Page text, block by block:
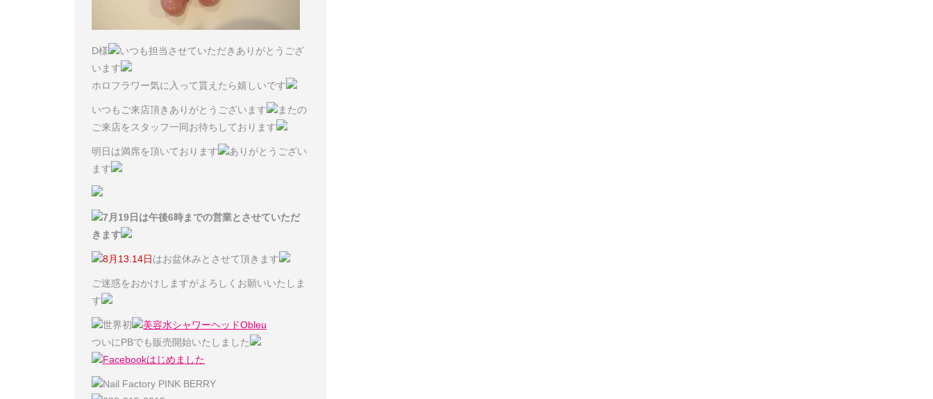
D様
いつも担当させていただきありがとうござ
います
ホロフラワー気に入って貰えたら嬉しいです
いつもご来店頂きありがとうございます
またの
ご来店をスタッフ一同お待ちしております
明日は満席を頂いております
ありがとうござい
ます
7月19日は午後6時までの営業とさせていただ
きます
8月13.14日はお盆休みとさせて頂きます
ご迷惑をおかけしますがよろしくお願いいたしま
す
世界初
美容水シャワーヘッドObleu
ついにPBでも販売開始いたしました
Facebookはじめました
Nail Factory PINK BERRY